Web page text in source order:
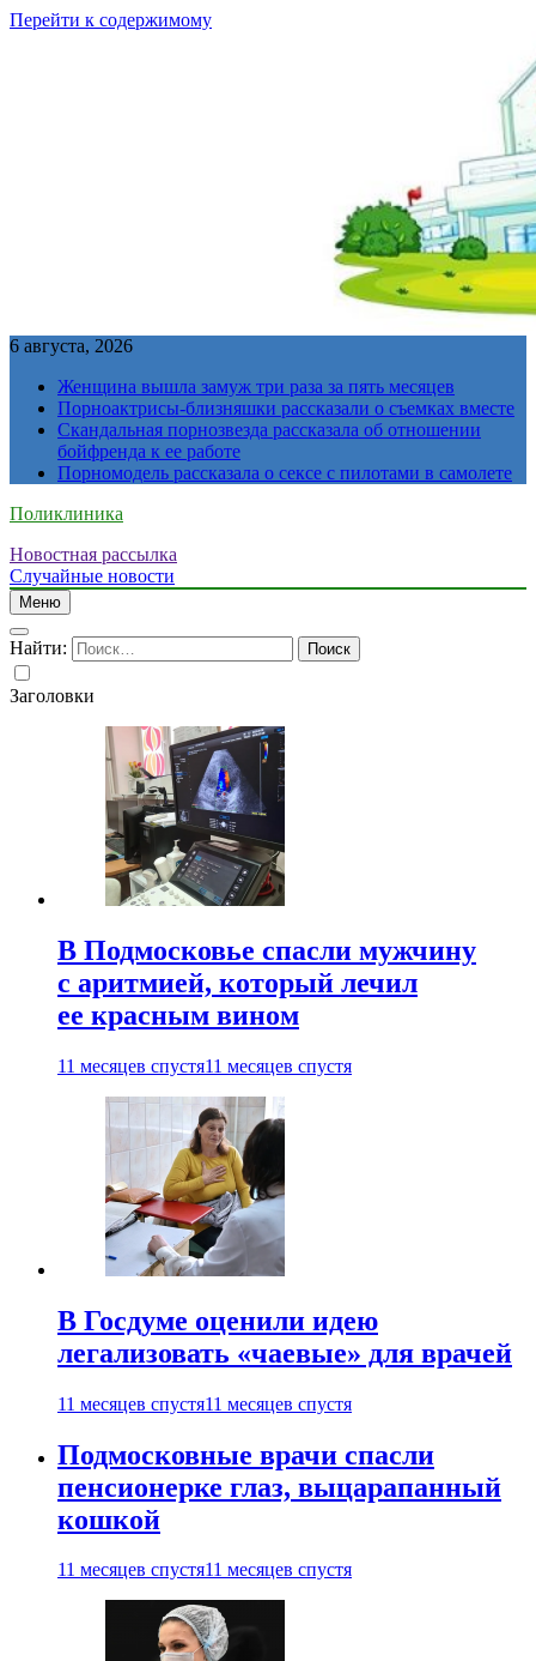
Перейти к содержимому
6 августа, 2026
Женщина вышла замуж три раза за пять месяцев
Порноактрисы-близняшки рассказали о съемках вместе
Скандальная порнозвезда рассказала об отношении
бойфренда к ее работе
Порномодель рассказала о сексе с пилотами в самолете
Поликлиника
Новостная рассылка
Случайные новости
Меню
Найти:
Заголовки
В Подмосковье спасли мужчину
с аритмией, который лечил
ее красным вином
11 месяцев спустя11 месяцев спустя
В Госдуме оценили идею
легализовать «чаевые» для врачей
11 месяцев спустя11 месяцев спустя
Подмосковные врачи спасли
пенсионерке глаз, выцарапанный
кошкой
11 месяцев спустя11 месяцев спустя